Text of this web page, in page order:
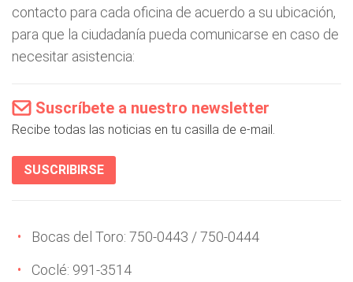
contacto para cada oficina de acuerdo a su ubicación,
para que la ciudadanía pueda comunicarse en caso de
necesitar asistencia:
Suscríbete a nuestro newsletter
Recibe todas las noticias en tu casilla de e-mail.
SUSCRIBIRSE
Bocas del Toro: 750-0443 / 750-0444
Coclé: 991-3514